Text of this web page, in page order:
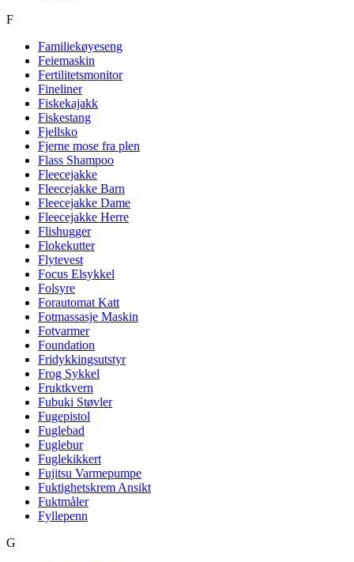
F
Familiekøyeseng
Feiemaskin
Fertilitetsmonitor
Fineliner
Fiskekajakk
Fiskestang
Fjellsko
Fjerne mose fra plen
Flass Shampoo
Fleecejakke
Fleecejakke Barn
Fleecejakke Dame
Fleecejakke Herre
Flishugger
Flokekutter
Flytevest
Focus Elsykkel
Folsyre
Forautomat Katt
Fotmassasje Maskin
Fotvarmer
Foundation
Fridykkingsutstyr
Frog Sykkel
Fruktkvern
Fubuki Støvler
Fugepistol
Fuglebad
Fuglebur
Fuglekikkert
Fujitsu Varmepumpe
Fuktighetskrem Ansikt
Fuktmåler
Fyllepenn
G